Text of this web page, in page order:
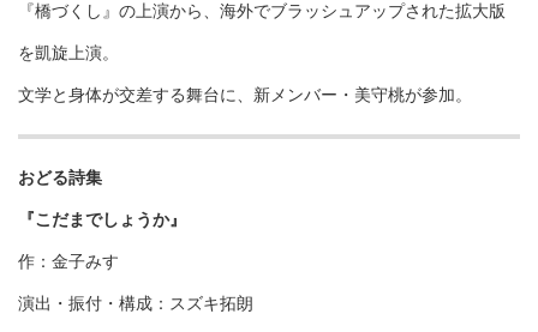
『橋づくし』の上演から、海外でブラッシュアップされた拡大版
を凱旋上演。
文学と身体が交差する舞台に、新メンバー・美守桃が参加。
おどる詩集
『こだまでしょうか』
作：金子みすゞ
演出・振付・構成：スズキ拓朗